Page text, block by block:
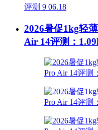
评测 9 06.18
2026暑促1kg轻
Air 14评测：